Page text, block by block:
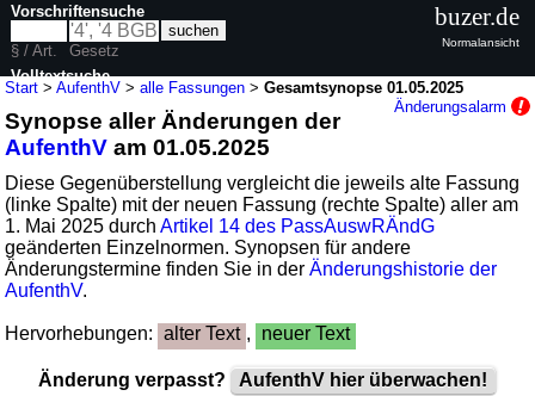
Start >AufenthV >alle Fassungen >Gesamtsynopse 01.05.2025
Änderungsalarm
Synopse aller Änderungen der
AufenthV am 01.05.2025
Diese Gegenüberstellung vergleicht die jeweils alte Fassung
(linke Spalte) mit der neuen Fassung (rechte Spalte) aller am
1. Mai 2025 durchArtikel 14 des PassAuswRÄndG
geänderten Einzelnormen. Synopsen für andere
Änderungstermine finden Sie in derÄnderungshistorie der
AufenthV.
Hervorhebungen: alter Text , neuer Text
Änderung verpasst? AufenthV hier überwachen!
Vorschriftensuche
§ / Art.
Gesetz
Volltextsuche
nur in AufenthV
buzer.de
Normalansicht